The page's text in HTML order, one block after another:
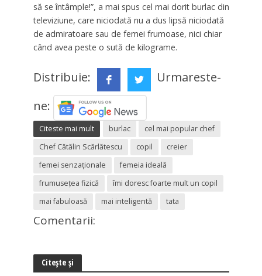
să se întâmple!”, a mai spus cel mai dorit burlac din
televiziune, care niciodată nu a dus lipsă niciodată
de admiratoare sau de femei frumoase, nici chiar
când avea peste o sută de kilograme.
Distribuie:
Urmareste-
ne:
Citeste mai mult burlac
cel mai popular chef
Chef Cătălin Scărlătescu
copil
creier
femei senzaţionale
femeia ideală
frumuseţea fizică
îmi doresc foarte mult un copil
mai fabuloasă
mai inteligentă tata
Comentarii:
Citește și